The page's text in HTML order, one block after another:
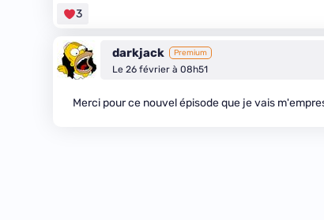
3
darkjack Premium
Le 26 février à 08h51
Merci pour ce nouvel épisode que je vais